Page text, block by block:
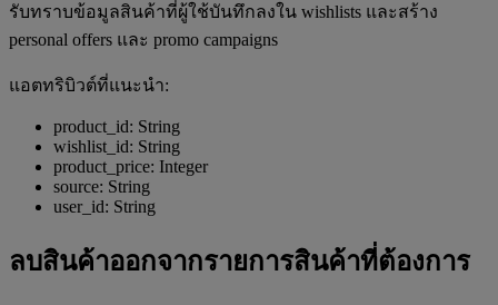
รับทราบข้อมูลสินค้าที่ผู้ใช้บันทึกลงใน wishlists และสร้าง
personal offers และ promo campaigns
แอตทริบิวต์ที่แนะนำ:
product_id: String
wishlist_id: String
product_price: Integer
source: String
user_id: String
ลบสินค้าออกจากรายการสินค้าที่ต้องการ